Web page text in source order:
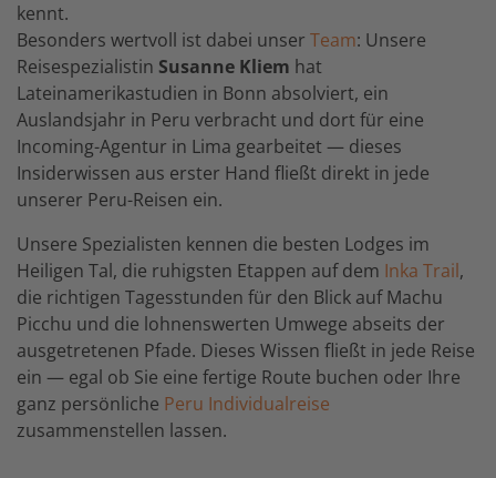
kennt.
Besonders wertvoll ist dabei unser Team: Unsere
Reisespezialistin Susanne Kliem hat
Lateinamerikastudien in Bonn absolviert, ein
Auslandsjahr in Peru verbracht und dort für eine
Incoming-Agentur in Lima gearbeitet — dieses
Insiderwissen aus erster Hand fließt direkt in jede
unserer Peru-Reisen ein.
Unsere Spezialisten kennen die besten Lodges im
Heiligen Tal, die ruhigsten Etappen auf dem Inka Trail,
die richtigen Tagesstunden für den Blick auf Machu
Picchu und die lohnenswerten Umwege abseits der
ausgetretenen Pfade. Dieses Wissen fließt in jede Reise
ein — egal ob Sie eine fertige Route buchen oder Ihre
ganz persönliche Peru Individualreise
zusammenstellen lassen.